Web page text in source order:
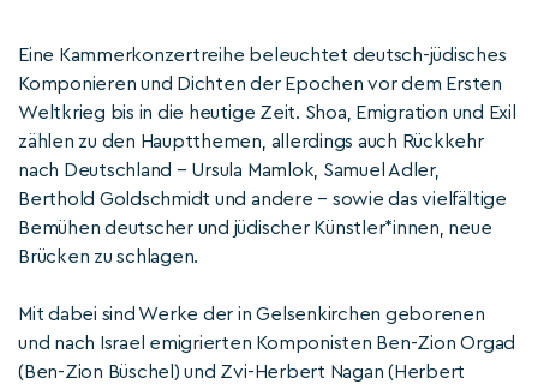
Eine Kammerkonzertreihe beleuchtet deutsch-jüdisches
Komponieren und Dichten der Epochen vor dem Ersten
Weltkrieg bis in die heutige Zeit. Shoa, Emigration und Exil
zählen zu den Hauptthemen, allerdings auch Rückkehr
nach Deutschland – Ursula Mamlok, Samuel Adler,
Berthold Goldschmidt und andere – sowie das vielfältige
Bemühen deutscher und jüdischer Künstler*innen, neue
Brücken zu schlagen.
Mit dabei sind Werke der in Gelsenkirchen geborenen
und nach Israel emigrierten Komponisten Ben-Zion Orgad
(Ben-Zion Büschel) und Zvi-Herbert Nagan (Herbert